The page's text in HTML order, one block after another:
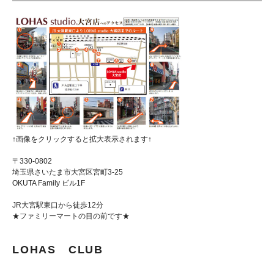
↑画像をクリックすると拡大表示されます↑
〒330-0802
埼玉県さいたま市大宮区宮町3-25
OKUTA Family ビル1F
JR大宮駅東口から徒歩12分
★ファミリーマートの目の前です★
LOHAS CLUB